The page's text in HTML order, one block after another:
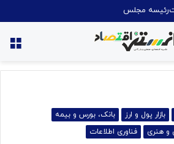
و آمریکا
بازار پول و ارز
بانک، بورس و بیمه
و هنری فناوری اطلاعات